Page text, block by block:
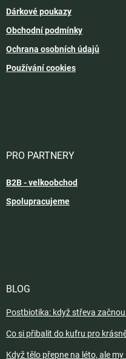
Dárkové poukazy
Obchodní podmínky
Ochrana osobních údajů
Používání cookies
PRO PARTNERY
B2B - velkoobchod
Spolupracujeme
BLOG
Postbiotika: když střeva
Co si přibalit do kufru pro
Když tělo přepne na léto, ale my